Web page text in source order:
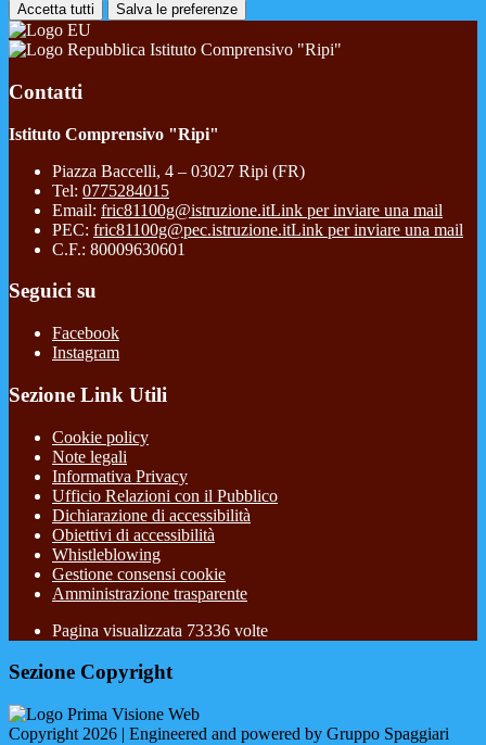
Accetta tutti Salva le preferenze
Istituto Comprensivo "Ripi"
Contatti
Istituto Comprensivo "Ripi"
Piazza Baccelli, 4 – 03027 Ripi (FR)
Tel: 0775284015
Email: fric81100g@istruzione.itLink per inviare una mail
PEC: fric81100g@pec.istruzione.itLink per inviare una mail
C.F.: 80009630601
Seguici su
Facebook
Instagram
Sezione Link Utili
Cookie policy
Note legali
Informativa Privacy
Ufficio Relazioni con il Pubblico
Dichiarazione di accessibilità
Obiettivi di accessibilità
Whistleblowing
Gestione consensi cookie
Amministrazione trasparente
Pagina visualizzata 73336 volte
Sezione Copyright
Copyright 2026 | Engineered and powered by Gruppo Spaggiari